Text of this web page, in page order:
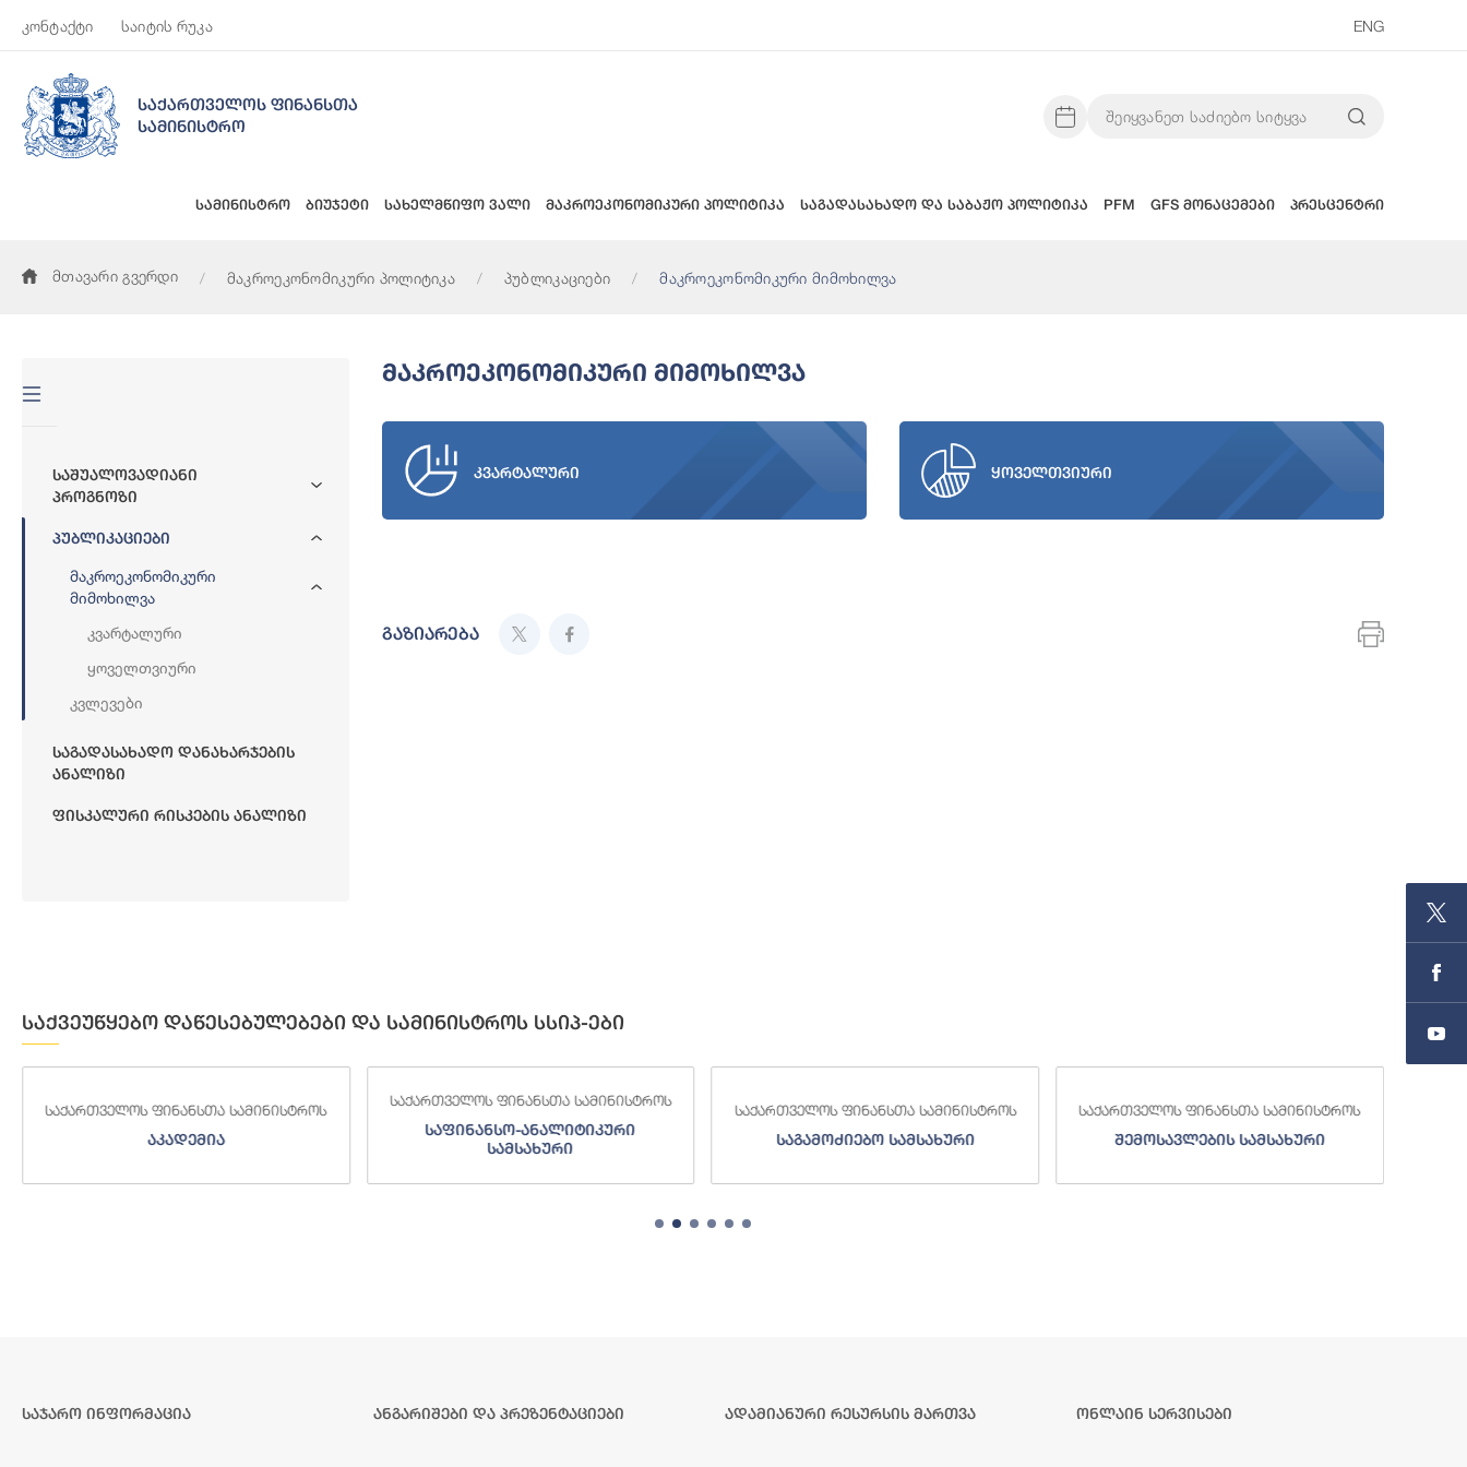
კონტაქტი საიტის რუკა ENG
საქართველოს ფინანსთა
სამინისტრო
სამინისტრო ბიუჯეტი სახელმწიფო ვალი მაკროეკონომიკური პოლიტიკა საგადასახადო და საბაჟო პოლიტიკა PFM GFS მონაცემები პრესცენტრი
მთავარი გვერდი მაკროეკონომიკური პოლიტიკა პუბლიკაციები მაკროეკონომიკური მიმოხილვა
Საშუალოვადიანი
Პროგნოზი
Პუბლიკაციები
Მაკროეკონომიკური
Მიმოხილვა
Კვარტალური
Ყოველთვიური
Კვლევები
Საგადასახადო Დანახარჯების
Ანალიზი
Ფისკალური Რისკების Ანალიზი
Მაკროეკონომიკური Მიმოხილვა
კვარტალური ყოველთვიური
გაზიარება
საქვეუწყებო დაწესებულებები და სამინისტროს სსიპ-ები
საქართველოს ფინანსთა სამინისტროს
აკადემია
საქართველოს ფინანსთა სამინისტროს
საფინანსო-ანალიტიკური
სამსახური
საქართველოს ფინანსთა სამინისტროს
საგამოძიებო სამსახური
საქართველოს ფინანსთა სამინისტროს
შემოსავლების სამსახური
საჯარო ინფორმაცია ანგარიშები და პრეზენტაციები ადამიანური რესურსის მართვა ონლაინ სერვისები